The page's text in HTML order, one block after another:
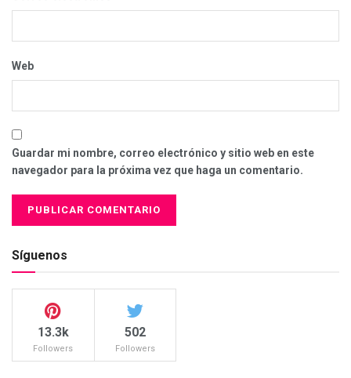
Web
Guardar mi nombre, correo electrónico y sitio web en este
navegador para la próxima vez que haga un comentario.
Síguenos
13.3k
Followers
502
Followers